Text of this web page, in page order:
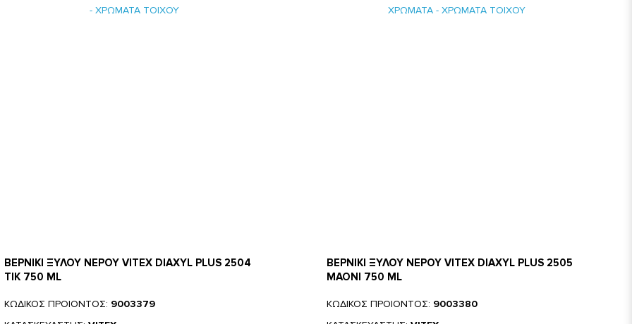
ΒΕΡΝΙΚΙ ΞΥΛΟΥ ΝΕΡΟΥ VITEX DIAXYL PLUS 2504
ΤΙΚ 750 ML
ΚΩΔΙΚΟΣ ΠΡΟΙΟΝΤΟΣ: 9003379
ΒΕΡΝΙΚΙ ΞΥΛΟΥ ΝΕΡΟΥ VITEX DIAXYL PLUS 2505
ΜΑΟΝΙ 750 ML
ΚΩΔΙΚΟΣ ΠΡΟΙΟΝΤΟΣ: 9003380